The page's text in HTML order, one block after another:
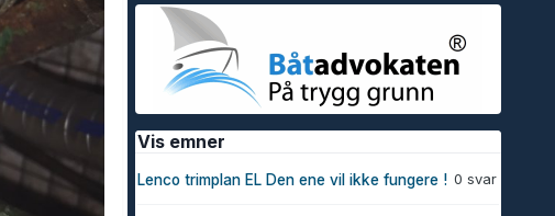
Vis emner
0 svar
Lenco trimplan EL Den ene vil ikke fungere !